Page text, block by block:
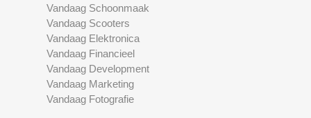
Vandaag Schoonmaak
Vandaag Scooters
Vandaag Elektronica
Vandaag Financieel
Vandaag Development
Vandaag Marketing
Vandaag Fotografie